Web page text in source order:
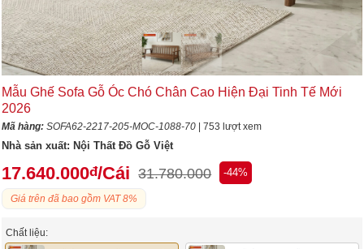
Mẫu Ghế Sofa Gỗ Óc Chó Chân Cao Hiện Đại Tinh Tế Mới
2026
Mã hàng:SOFA62-2217-205-MOC-1088-70 | 753 lượt xem
Nhà sản xuất: Nội Thất Đồ Gỗ Việt
17.640.000đ/Cái 31.780.000 -44%
Giá trên đã bao gồm VAT 8%
Chất liệu: